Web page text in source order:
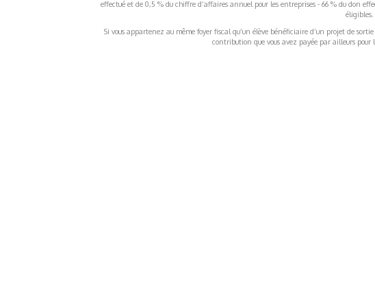
effectué et de 0,5 % du chiffre d’affaires annuel pour les entreprises - 66 % du don
éligibles.
Si vous appartenez au même foyer fiscal qu’un élève bénéficiaire d’un projet de
contribution que vous avez payée par ailleurs